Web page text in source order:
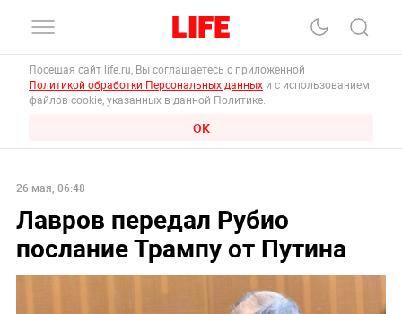
Посещая сайт life.ru, Вы соглашаетесь с приложенной
Политикой обработки Персональных данных и с использованием
файлов cookie, указанных в данной Политике.
ОК
26 мая, 06:48
Лавров передал Рубио
послание Трампу от Путина